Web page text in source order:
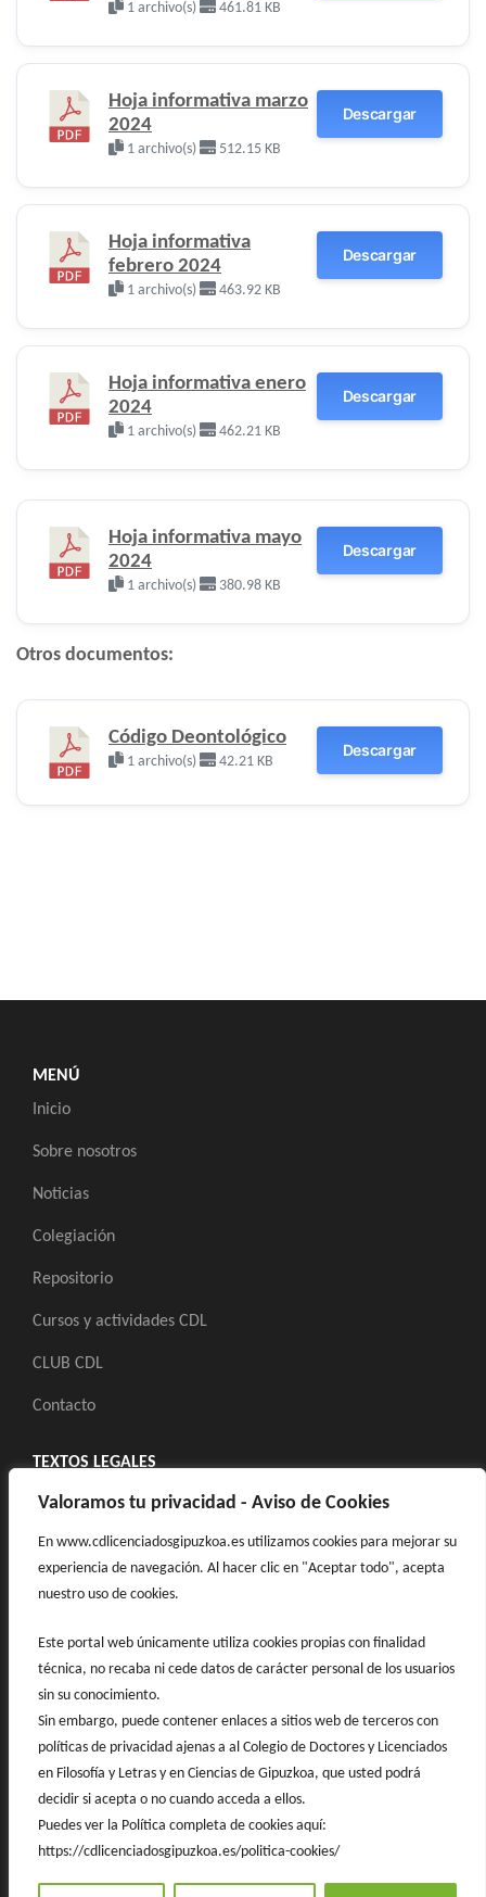
Valoramos tu privacidad - Aviso de Cookies
En www.cdlicenciadosgipuzkoa.es utilizamos cookies para mejorar su
experiencia de navegación. Al hacer clic en "Aceptar todo", acepta
nuestro uso de cookies.
Este portal web únicamente utiliza cookies propias con finalidad
técnica, no recaba ni cede datos de carácter personal de los usuarios
sin su conocimiento.
Sin embargo, puede contener enlaces a sitios web de terceros con
políticas de privacidad ajenas a al Colegio de Doctores y Licenciados
en Filosofía y Letras y en Ciencias de Gipuzkoa, que usted podrá
decidir si acepta o no cuando acceda a ellos.
Puedes ver la Política completa de cookies aquí:
https://cdlicenciadosgipuzkoa.es/politica-cookies/
1 archivo(s) 461.81 KB
Hoja informativa marzo
2024
1 archivo(s) 512.15 KB
Descargar
Hoja informativa
febrero 2024
1 archivo(s) 463.92 KB
Descargar
Hoja informativa enero
2024
1 archivo(s) 462.21 KB
Descargar
Hoja informativa mayo
2024
1 archivo(s) 380.98 KB
Descargar
Otros documentos:
Código Deontológico
1 archivo(s) 42.21 KB
Descargar
MENÚ
Inicio
Sobre nosotros
Noticias
Colegiación
Repositorio
Cursos y actividades CDL
CLUB CDL
Contacto
TEXTOS LEGALES
POLÍTICA DE PRIVACIDAD
POLÍTICA DE COOKIES
COLEGIO OFICIAL DE DOCTORES Y LICENCIADOS EN
EUSTASIO AMILIBIA, 2 – BAJO
CP 20011 DONOSTIA (GIPUZKOA)